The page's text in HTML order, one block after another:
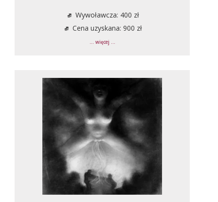
Wywoławcza: 400 zł
Cena uzyskana: 900 zł
... więcej ...